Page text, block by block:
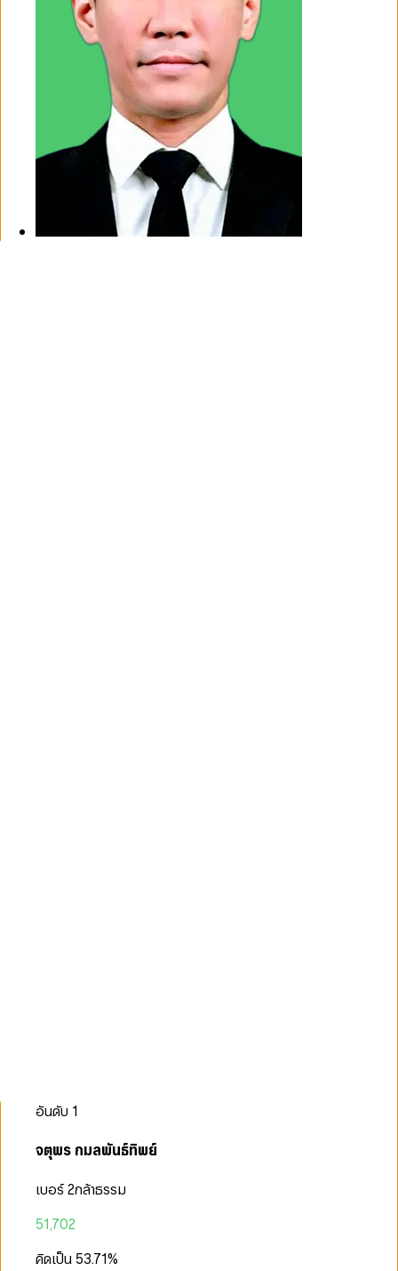
อันดับ 1
จตุพร กมลพันธ์ทิพย์
เบอร์ 2กล้าธรรม
51,702
คิดเป็น 53.71%